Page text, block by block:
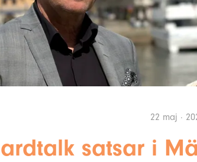
22 maj ·
satsar i